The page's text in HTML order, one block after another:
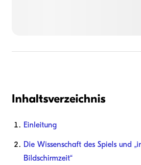
Inhaltsverzeichnis
Einleitung
Die Wissenschaft des Spiels und
Bildschirmzeit“